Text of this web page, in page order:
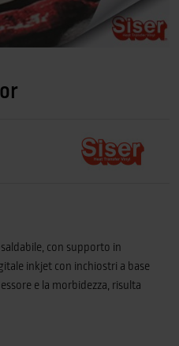
con supporto in
inkjet con inchiostri a base
e la morbidezza, risulta
Reach. Certificato Öko-